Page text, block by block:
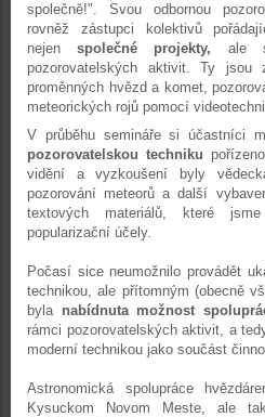
společně!". Svou odbornou
rovněž zástupci kolektivů
nejenspolečné projekty, ale
pozorovatelských aktivit. Ty jsou
proměnných hvězd a komet,
meteorických rojů pomocí
V průběhu semináře si účastníci
pozorovatelskou techniku
vidění a vyzkoušení byly
pozorování meteorů a další
textových materiálů, které
popularizační účely.
Počasí sice neumožnilo provádět
technikou, ale přítomným (obecně
byla nabídnuta možnost
rámci pozorovatelských aktivit, a
moderní technikou jako součást
Astronomická spolupráce
Kysuckom Novom Meste, ale